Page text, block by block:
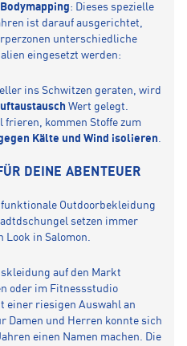
: Dieses spezielle
ist darauf ausgerichtet,
unterschiedliche
eingesetzt werden:
ins Schwitzen geraten, wird
Wert gelegt.
frieren, kommen Stoffe zum
Kälte und Wind isolieren
DEINE ABENTEUER
Outdoorbekleidung
setzen immer
Look in Salomon.
auf den Markt
oder im Fitnessstudio
einer riesigen Auswahl an
Damen und Herren konnte sich
einen Namen machen. Die